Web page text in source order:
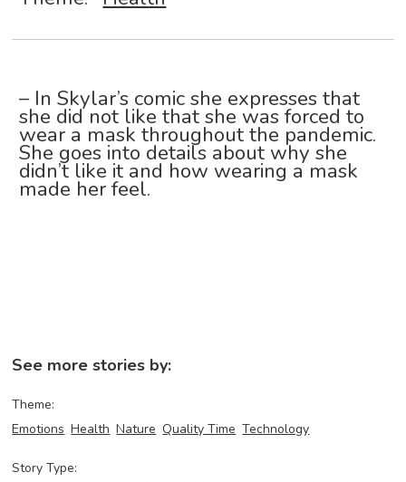
– In Skylar’s comic she expresses that
she did not like that she was forced to
wear a mask throughout the pandemic.
She goes into details about why she
didn’t like it and how wearing a mask
made her feel.
See more stories by:
Theme:
Emotions Health Nature Quality Time Technology
Story Type: